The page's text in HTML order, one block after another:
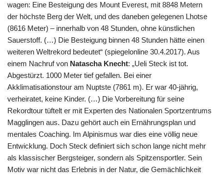
wagen: Eine Besteigung des Mount Everest, mit 8848 Metern
der höchste Berg der Welt, und des daneben gelegenen Lhotse
(8616 Meter) – innerhalb von 48 Stunden, ohne künstlichen
Sauerstoff. (…) Die Besteigung binnen 48 Stunden hätte einen
weiteren Weltrekord bedeutet“ (spiegelonline 30.4.2017). Aus
einem Nachruf von Natascha Knecht: „Ueli Steck ist tot.
Abgestürzt. 1000 Meter tief gefallen. Bei einer
Akklimatisationstour am Nuptste (7861 m). Er war 40-jährig,
verheiratet, keine Kinder. (…) Die Vorbereitung für seine
Rekordtour tüftelt er mit Experten des Nationalen Sportzentrums
Magglingen aus. Dazu gehört auch ein Ernährungsplan und
mentales Coaching. Im Alpinismus war dies eine völlig neue
Entwicklung. Doch Steck definiert sich schon lange nicht mehr
als klassischer Bergsteiger, sondern als Spitzensportler. Sein
Motiv war nicht das Erlebnis in der Natur, die Gemächlichkeit